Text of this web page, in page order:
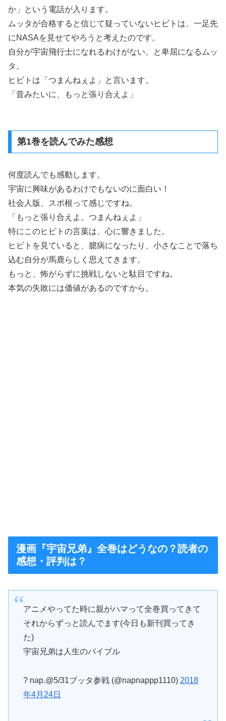
か」という電話が入ります。
ムッタが合格すると信じて疑っていないヒビトは、一足先
にNASAを見せてやろうと考えたのです。
自分が宇宙飛行士になれるわけがない、と卑屈になるムッ
タ。
ヒビトは「つまんねぇよ」と言います。
「昔みたいに、もっと張り合えよ」
第1巻を読んでみた感想
何度読んでも感動します。
宇宙に興味があるわけでもないのに面白い！
社会人版、スポ根って感じですね。
「もっと張り合えよ。つまんねぇよ」
特にこのヒビトの言葉は、心に響きました。
ヒビトを見ていると、臆病になったり、小さなことで落ち
込む自分が馬鹿らしく思えてきます。
もっと、怖がらずに挑戦しないと駄目ですね。
本気の失敗には価値があるのですから。
漫画『宇宙兄弟』全巻はどうなの？読者の
感想・評判は？
アニメやってた時に親がハマって全巻買ってきて
それからずっと読んでます(今日も新刊買ってき
た)
宇宙兄弟は人生のバイブル
? nap.@5/31ブッタ参戦 (@napnappp1110) 2018
年4月24日